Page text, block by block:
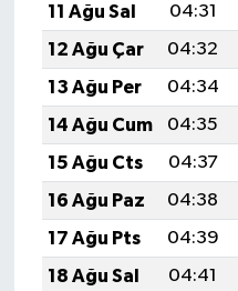
11 Ağu Sal
04:31
12 Ağu Çar
04:32
13 Ağu Per
04:34
14 Ağu Cum
04:35
15 Ağu Cts
04:37
16 Ağu Paz
04:38
17 Ağu Pts
04:39
18 Ağu Sal
04:41